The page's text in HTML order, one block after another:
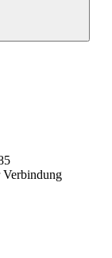
Verbindung